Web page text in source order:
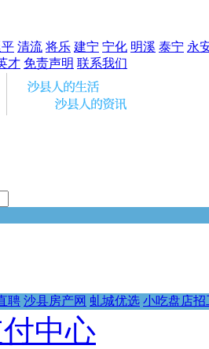
清流 将乐 建宁 宁化 明溪 泰宁 永
才 免责声明 联系我们
聘 沙县房产网 虬城优选 小吃盘店招
中心